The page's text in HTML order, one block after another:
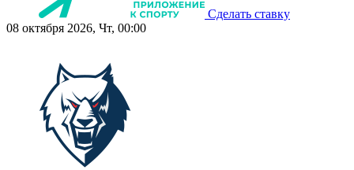
Сделать ставку
08 октября 2026, Чт, 00:00